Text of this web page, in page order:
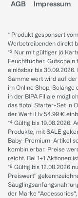
AGB Impressum
* Produkt gesponsert
Werbetreibenden direkt
*³ Nur mit gültiger jö
Feuchttücher.
einlösbar bis
Sammelwert wird auf
im Online Shop.
in der BIPA Filiale
das tiptoi Starter-Set in
der Wert iHv 54.99 €
*⁴ Gültig bis 19.08.2026.
Produkte, mit SALE
Baby-Premium-Artikel
kombinierbar. Preise
reicht. Bei 1+1 Aktionen
*⁸ Gültig bis 12.08.2026
Preiswert“
der Marke